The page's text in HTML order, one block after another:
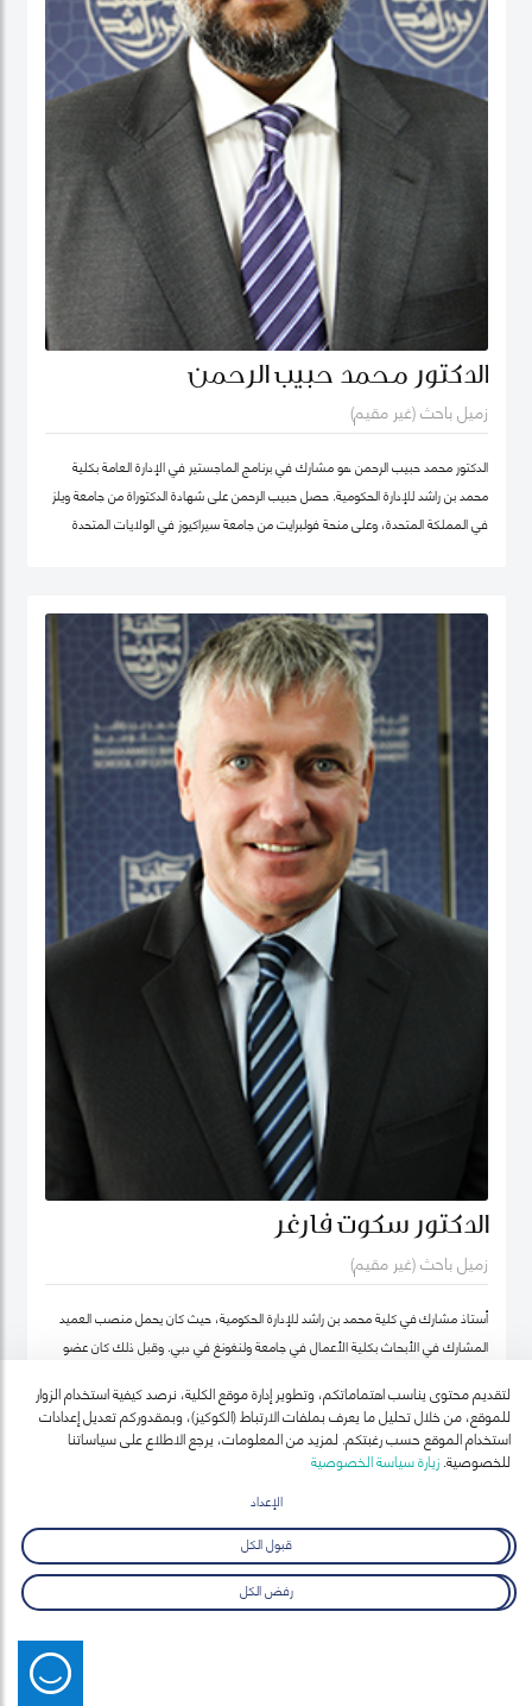
الدكتور محمد حبيب الرحمن
زميل باحث (غير مقيم)
الدكتور محمد حبيب الرحمن هو مشارك في برنامج الماجستير في الإدارة العامة بكلية
محمد بن راشد للإدارة الحكومية. حصل حبيب الرحمن على شهادة الدكتوراة من جامعة ويلز
في المملكة المتحدة، وعلى منحة فولبرايت من جامعة سيراكيوز في الولايات المتحدة
الجامعات، ومنها جامعة دكا (بنغلاديش)، وجامعة ليكهيد (كندا)، وجامعة ساوث باسيفيك
(فيجي)، وجامعة بروناي دار السلام (بروناي). وخلال عمله في جامعة بروناي دار السلام،
عمل في كلية الأعمال، والاقتصاد والدراسات السياسية ومعهد الدراسات السياسية كقائد
برنامج لدراسات الخريجين. ومنذ بداية مسيرته المهنية الأكاديمية، تميز الدكتور حبيب الرحمن
بنشاط كبير في إجراء البحوث حيث نشرت العديد من بحوثه في دوريات محكمة وله أيضاً
عدد من الكتب التي قام بتحريرها. كما قدم أوراقاً، وأدار جلسات حوارية في عدة مؤتمرات
الدكتور سكوت فارغر
زميل باحث (غير مقيم)
أستاذ مشارك في كلية محمد بن راشد للإدارة الحكومية، حيث كان يحمل منصب العميد
المشارك في الأبحاث بكلية الأعمال في جامعة ولنغونغ في دبي. وقبل ذلك كان عضو
نيوزيلندا لدراسات سوق العمل (معهد أبحاث العمل في نيوزيلندا حالياً).
لتقديم محتوى يناسب اهتماماتكم، وتطوير إدارة موقع الكلية، نرصد كيفية استخدام الزوار
للموقع، من خلال تحليل ما يعرف بملفات الارتباط (الكوكيز)، وبمقدوركم تعديل إعدادات
استخدام الموقع حسب رغبتكم. لمزيد من المعلومات، يرجع الاطلاع على سياساتنا
للخصوصية.زيارة سياسة الخصوصية
الإعداد
قبول الكل
رفض الكل